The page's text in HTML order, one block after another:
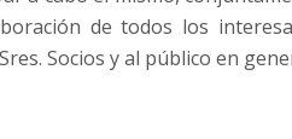
de todos los
Socios y al público en